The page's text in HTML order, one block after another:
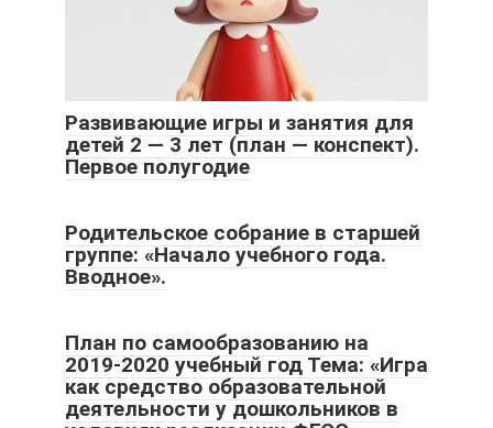
Развивающие игры и занятия для
детей 2 — 3 лет (план — конспект).
Первое полугодие
Родительское собрание в старшей
группе: «Начало учебного года.
Вводное».
План по самообразованию на
2019-2020 учебный год Тема: «Игра
как средство образовательной
деятельности у дошкольников в